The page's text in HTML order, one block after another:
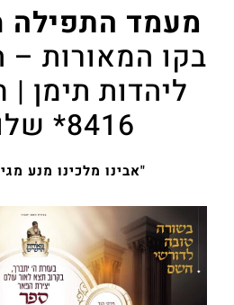
מעמד התפילה
בקו המאורות –
ליהדות תימן |
8416* שלוחה 7
"אבינו מלכינו מנע